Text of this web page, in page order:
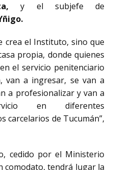
y el subjefe de
crea el Instituto, sino que
propia, donde quienes
el servicio penitenciario
van a ingresar, se van a
a profesionalizar y van a
en diferentes
carcelarios de Tucumán”,
cedido por el Ministerio
comodato, tendrá lugar la